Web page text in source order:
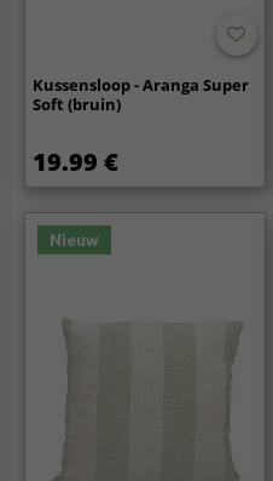
Kussensloop - Aranga Super
Soft (bruin)
19.99 €
Nieuw